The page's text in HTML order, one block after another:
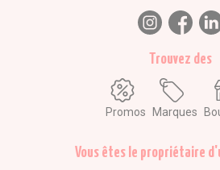
Trouvez des
Promos Marques
Vous êtes le propriétaire